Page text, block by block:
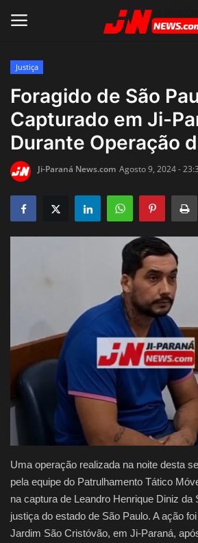
Home
Acidente
Brasil
Educação
Galeria
Saúde
Justiça
Foragido de São
Capturado em Ji-
Durante Operação
Ji-Paraná News.com Agosto 9, 2024 -
Uma operação realizada na noite desta
pela equipe do Patrulhamento Tático
na captura de Leandro Henrique Diniz da
justiça do estado de São Paulo. A ação
Jardim São Cristóvão, em Ji-Paraná,